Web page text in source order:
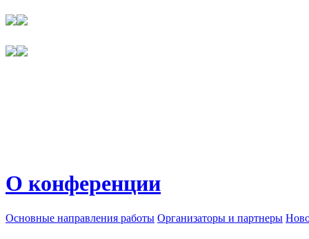
О конференции
Основные направления работы Организаторы и партнеры